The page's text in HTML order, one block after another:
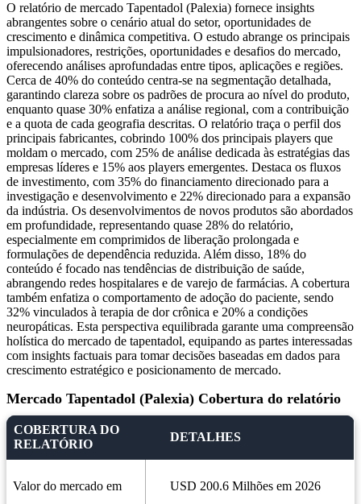
O relatório de mercado Tapentadol (Palexia) fornece insights
abrangentes sobre o cenário atual do setor, oportunidades de
crescimento e dinâmica competitiva. O estudo abrange os principais
impulsionadores, restrições, oportunidades e desafios do mercado,
oferecendo análises aprofundadas entre tipos, aplicações e regiões.
Cerca de 40% do conteúdo centra-se na segmentação detalhada,
garantindo clareza sobre os padrões de procura ao nível do produto,
enquanto quase 30% enfatiza a análise regional, com a contribuição
e a quota de cada geografia descritas. O relatório traça o perfil dos
principais fabricantes, cobrindo 100% dos principais players que
moldam o mercado, com 25% de análise dedicada às estratégias das
empresas líderes e 15% aos players emergentes. Destaca os fluxos
de investimento, com 35% do financiamento direcionado para a
investigação e desenvolvimento e 22% direcionado para a expansão
da indústria. Os desenvolvimentos de novos produtos são abordados
em profundidade, representando quase 28% do relatório,
especialmente em comprimidos de liberação prolongada e
formulações de dependência reduzida. Além disso, 18% do
conteúdo é focado nas tendências de distribuição de saúde,
abrangendo redes hospitalares e de varejo de farmácias. A cobertura
também enfatiza o comportamento de adoção do paciente, sendo
32% vinculados à terapia de dor crônica e 20% a condições
neuropáticas. Esta perspectiva equilibrada garante uma compreensão
holística do mercado de tapentadol, equipando as partes interessadas
com insights factuais para tomar decisões baseadas em dados para
crescimento estratégico e posicionamento de mercado.
Mercado Tapentadol (Palexia) Cobertura do relatório
COBERTURA DO
RELATÓRIO
DETALHES
Valor do mercado em USD 200.6 Milhões em 2026